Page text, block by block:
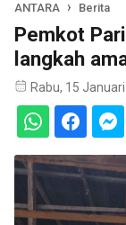
ANTARA Berita
Pemkot
langkah
Rabu, 15